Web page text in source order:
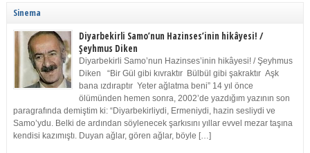
Sinema
Diyarbekirli Samo’nun Hazinses’inin hikâyesi! /
Şeyhmus Diken
Diyarbekirli Samo’nun Hazinses’inin hikâyesi! / Şeyhmus
Diken “Bir Gül gibi kıvraktır Bülbül gibi şakraktır Aşk
bana ızdıraptır Yeter ağlatma beni” 14 yıl önce
ölümünden hemen sonra, 2002’de yazdığım yazının son
paragrafında demiştim ki: “Diyarbekirliydi, Ermeniydi, hazin sesliydi ve
Samo’ydu. Belki de ardından söylenecek şarkısını yıllar evvel mezar taşına
kendisi kazımıştı. Duyan ağlar, gören ağlar, böyle […]